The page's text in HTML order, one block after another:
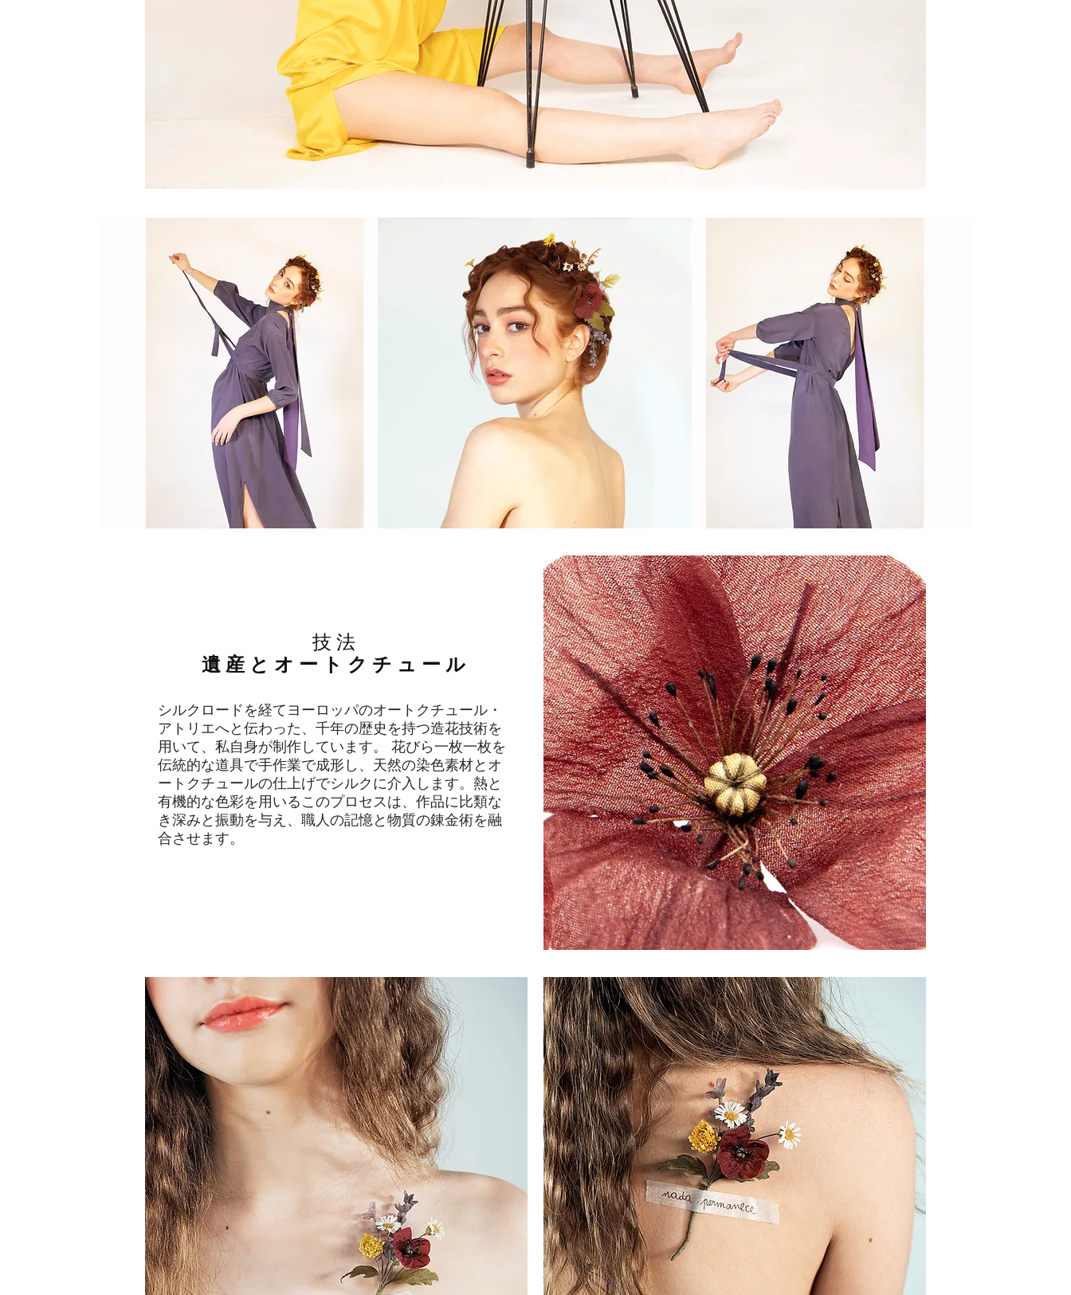
技法
遺産とオートクチュール
シルクロードを経てヨーロッパのオートクチュール・
アトリエへと伝わった、千年の歴史を持つ造花技術を
用いて、私自身が制作しています。 花びら一枚一枚を
伝統的な道具で手作業で成形し、天然の染色素材とオ
ートクチュールの仕上げでシルクに介入します。熱と
有機的な色彩を用いるこのプロセスは、作品に比類な
き深みと振動を与え、職人の記憶と物質の錬金術を融
合させます。